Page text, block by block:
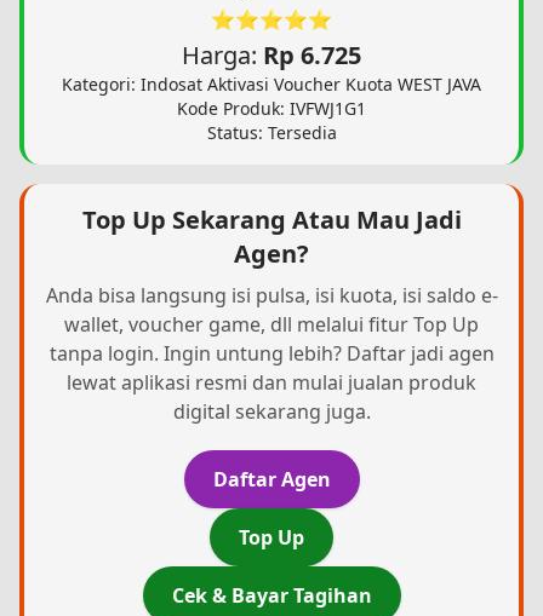
⭐⭐⭐⭐⭐
Harga: Rp 6.725
Kategori: Indosat Aktivasi Voucher Kuota WEST JAVA
Kode Produk: IVFWJ1G1
Status: Tersedia
Top Up Sekarang Atau Mau Jadi
Agen?
Anda bisa langsung isi pulsa, isi kuota, isi saldo e-
wallet, voucher game, dll melalui fitur Top Up
tanpa login. Ingin untung lebih? Daftar jadi agen
lewat aplikasi resmi dan mulai jualan produk
digital sekarang juga.
Daftar Agen
Top Up
Cek & Bayar Tagihan